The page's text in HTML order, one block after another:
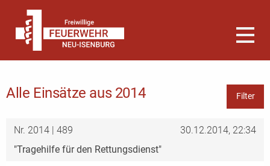
Alle Einsätze aus 2014 Filter
Nr. 2014 | 489
"Tragehilfe für den Rettungsdienst"
30.12.2014, 22:34